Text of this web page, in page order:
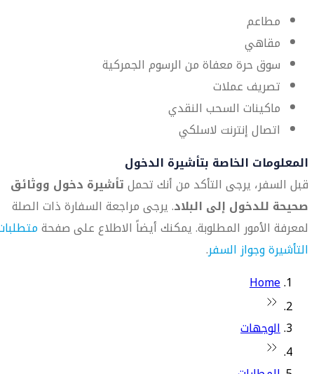
مطاعم
مقاهي
سوق حرة معفاة من الرسوم الجمركية
تصريف عملات
ماكينات السحب النقدي
اتصال إنترنت لاسلكي
المعلومات الخاصة بتأشيرة الدخول
قبل السفر، يرجى التأكد من أنك تحملتأشيرة دخول ووثائق
صحيحة للدخول إلى البلاد. يرجى مراجعة السفارة ذات الصلة
لمعرفة الأمور المطلوبة. يمكنك أيضاً الاطلاع على صفحة
التأشيرة وجواز السفر.
Home
الوجهات